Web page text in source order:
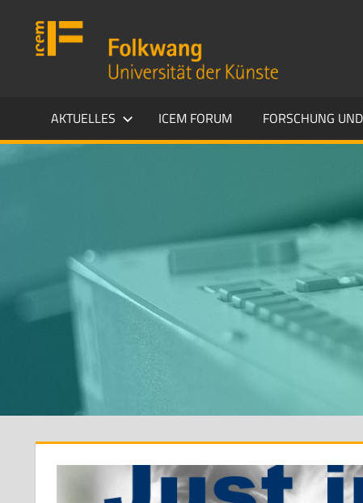
springen
Folkwang
Universität
AKTUELLES ICEM FORUM FORSCHUNG